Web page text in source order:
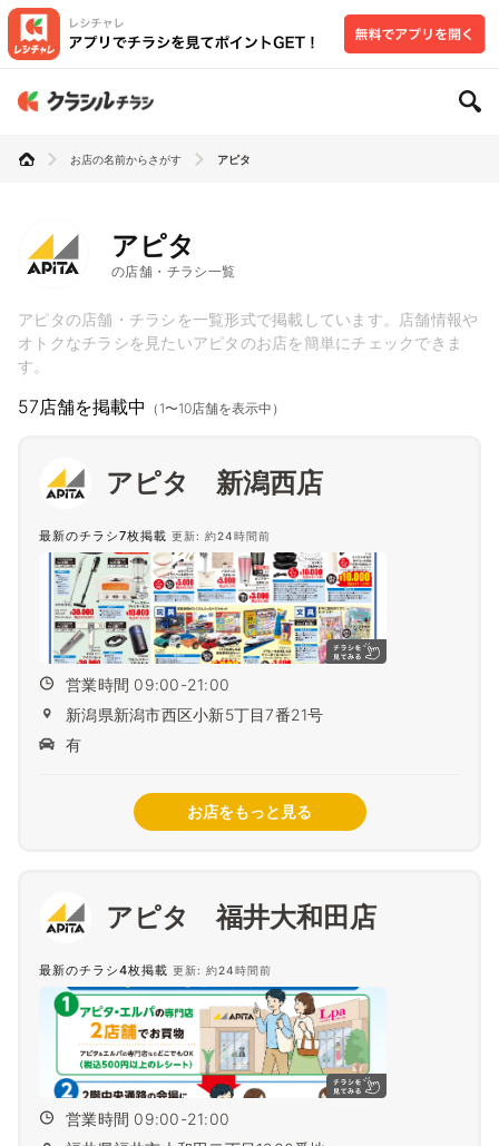
お店の名前からさがす アピタ
アピタ
の店舗・チラシ一覧
アピタの店舗・チラシを一覧形式で掲載しています。店舗情報や
オトクなチラシを見たいアピタのお店を簡単にチェックできま
す。
57店舗を掲載中 （1〜10店舗を表示中）
アピタ 新潟西店
最新のチラシ7枚掲載 更新: 約24時間前
営業時間 09:00-21:00
新潟県新潟市西区小新5丁目7番21号
有
お店をもっと見る
アピタ 福井大和田店
最新のチラシ4枚掲載 更新: 約24時間前
営業時間 09:00-21:00